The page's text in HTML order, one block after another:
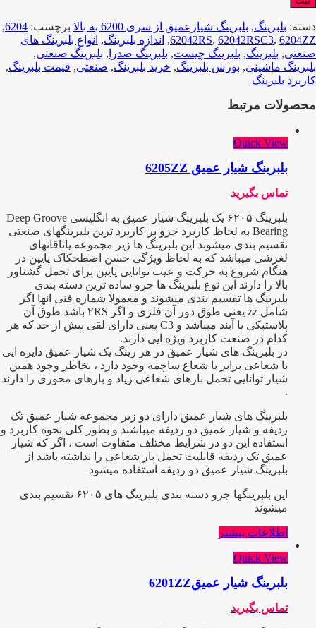
دسته: بلبرینگ, بلبرینگ شیارعمیق از سری 6200 به بالا برچسب: 6204
,
62042RS, 62042RSC3, 6204ZZ
, اندازه بلبرینگ, انواع بلبرینگ های
صنعتی, بلبرینگ, بلبرینگ چیست, بلبرینگ صدرا , بلبرینگ صنعتی,
بلبرینگ ماشینی, بورس بلبرینگ, خرید بلبرینگ, صنعتی, قیمت بلبرینگ,
کاربرد بلبرینگ
محصولات مرتبط
Quick View
بلبرینگ شیار عمیق 6205ZZ
تماس بگیرید
بلبرینگ ۶۲۰۵ یک بلبرینگ شیار عمیق به انگلیسی Deep Groove
Bearing به لحاظ کاربرد جزو پر کاربرد ترین بلبرینگهای صنعتی
تقسیم بندی میشوند این بلبرینگ ها زیر مجموعه یاتاقانهای
لغزشی میباشد که به لحاظ ویژگی حسن اصطحکاک پایین در
هنگام شروع به حرکت و عیب توانایی پایین برای تحمل گشتاور
بالا را دارند این نوع بلبرینگ ها جزو ساده ترین دسته بندی
بلبرینگ ها تقسیم بندی میشوند و معمولا شماره فنی انها اگر
شامل zz یعنی طوق دور آن فلزی و اگر ۲RS باشد طوق آن
پلاستیکی یا آبند میباشد و C3 یعنی دارای لقی بیش از حد که هر
کدام در صنعت کاربرد ویژه ایی دارند.
در بلبرینگ های شیار عمیق در هر رینگ یک شیار عمیق دایره ایی
با شعاعی برابر با شعاع ساچمه وجود دارد ، بخاطر وجود همین
شیار توانایی تحمل بارهای شعاعی زیاد و بارهای محوری را دارند
.
بلبرینگ های شیار عمیق دارای دو زیر مجموعه شیار عمیق تک
ردیفه و شیار عمیق دو ردیفه میباشند و بطور کلی نحوه کاربرد و
استفاده این دو در شرایط مختلف متفاوت است ، اگر که شیار
عمیق تک ردیفه قابلیت تحمل بار شعاعی را نداشته باشد از
بلبرینگ شیار عمیق دو ردیفه استفاده میشود
این بلبرینگها جزو دسته بندی بلبرینگ های ۶۲۰۵ تقسیم بندی
میشوند
اطلاعات بیشتر
Quick View
بلبرینگ شیار عمیق6201ZZ
تماس بگیرید